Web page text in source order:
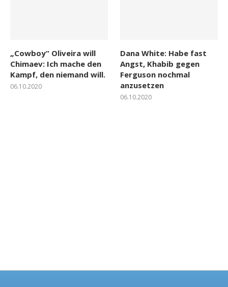
„Cowboy“ Oliveira will
Chimaev: Ich mache den
Kampf, den niemand will.
06.10.2020
Dana White: Habe fast
Angst, Khabib gegen
Ferguson nochmal
anzusetzen
06.10.2020